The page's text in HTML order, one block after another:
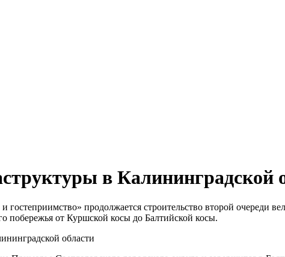
в Калининградской
гостеприимство» продолжается строительство второй
побережья от Куршской косы до Балтийской косы.
области